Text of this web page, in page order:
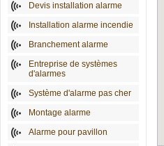
Devis installation alarme
Installation alarme incendie
Branchement alarme
Entreprise de systèmes
d'alarmes
Système d'alarme pas cher
Montage alarme
Alarme pour pavillon